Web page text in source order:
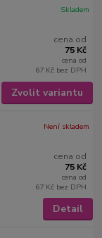
cena od
75 Kč
cena od
67 Kč bez DPH
Skladem
Zvolit variantu
cena od
75 Kč
cena od
67 Kč bez DPH
Není skladem
Detail